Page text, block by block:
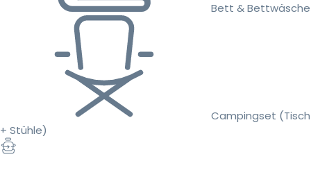
Bett & Bettwäsche
Campingset (Tisch
+ Stühle)